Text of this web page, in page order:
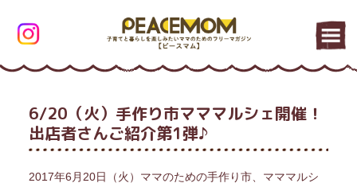
6/20（火）手作り市マママルシェ開催！
出店者さんご紹介第1弾♪
2017年6月20日（火）ママのための手作り市、マママルシ